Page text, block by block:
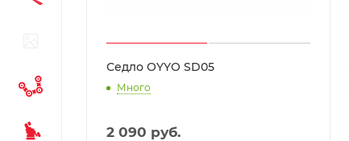
Седло OYYO SD05
Много
2 090 руб.